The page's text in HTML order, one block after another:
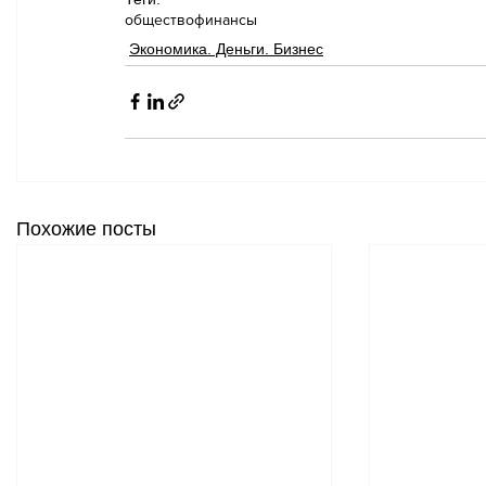
обществофинансы
Экономика. Деньги. Бизнес
Похожие посты